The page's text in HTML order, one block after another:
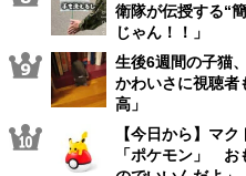
衛隊が伝授する“
じゃん！！」
生後6週間の子猫
かわいさに視聴者
高」
【今日から】マ
「ポケモン」 お